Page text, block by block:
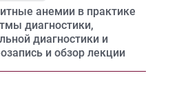
анемии в практике
диагностики,
диагностики и
и обзор лекции